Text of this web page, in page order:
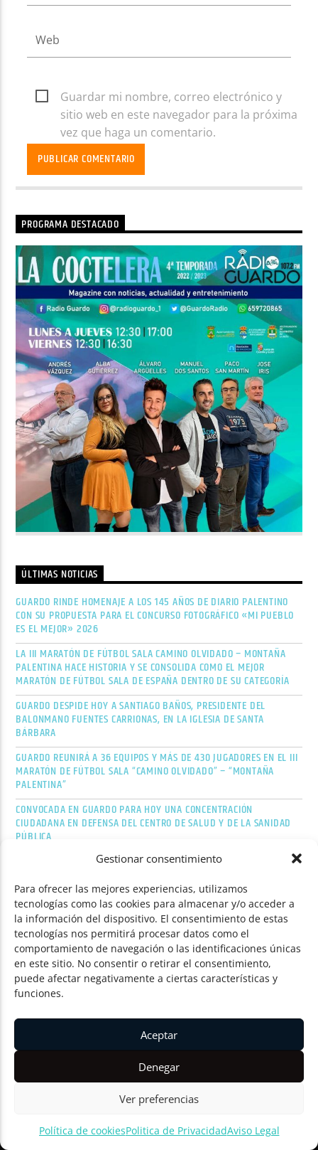
Gestionar consentimiento
Para ofrecer las mejores experiencias, utilizamos
tecnologías como las cookies para almacenar y/o acceder a
la información del dispositivo. El consentimiento de estas
tecnologías nos permitirá procesar datos como el
comportamiento de navegación o las identificaciones únicas
en este sitio. No consentir o retirar el consentimiento,
puede afectar negativamente a ciertas características y
funciones.
Aceptar
Denegar
Ver preferencias
Política de cookiesPolitica de PrivacidadAviso Legal
Guardar mi nombre, correo electrónico y
sitio web en este navegador para la próxima
vez que haga un comentario.
PROGRAMA DESTACADO
ÚLTIMAS NOTICIAS
GUARDO RINDE HOMENAJE A LOS 145 AÑOS DE DIARIO PALENTINO
CON SU PROPUESTA PARA EL CONCURSO FOTOGRÁFICO «MI PUEBLO
ES EL MEJOR» 2026
LA III MARATÓN DE FÚTBOL SALA CAMINO OLVIDADO – MONTAÑA
PALENTINA HACE HISTORIA Y SE CONSOLIDA COMO EL MEJOR
MARATÓN DE FÚTBOL SALA DE ESPAÑA DENTRO DE SU CATEGORÍA
GUARDO DESPIDE HOY A SANTIAGO BAÑOS, PRESIDENTE DEL
BALONMANO FUENTES CARRIONAS, EN LA IGLESIA DE SANTA
BÁRBARA
GUARDO REUNIRÁ A 36 EQUIPOS Y MÁS DE 430 JUGADORES EN EL III
MARATÓN DE FÚTBOL SALA “CAMINO OLVIDADO” – “MONTAÑA
PALENTINA”
CONVOCADA EN GUARDO PARA HOY UNA CONCENTRACIÓN
CIUDADANA EN DEFENSA DEL CENTRO DE SALUD Y DE LA SANIDAD
PÚBLICA
TAMBIÉN TE PUEDE GUSTAR
NOTICIAS
AÑOS DE DIARIO PALENTINO CON SU
PROPUESTA PARA EL CONCURSO
FOTOGRÁFICO «MI PUEBLO ES EL
MEJOR» 2026
Radio Guardo
01/08/2026